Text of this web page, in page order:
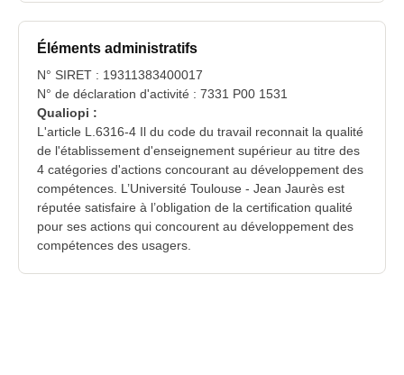
Éléments administratifs
N° SIRET : 19311383400017
N° de déclaration d'activité : 7331 P00 1531
Qualiopi :
L'article L.6316-4 Il du code du travail reconnait la qualité
de l'établissement d'enseignement supérieur au titre des
4 catégories d'actions concourant au développement des
compétences. L’Université Toulouse - Jean Jaurès est
réputée satisfaire à l’obligation de la certification qualité
pour ses actions qui concourent au développement des
compétences des usagers.